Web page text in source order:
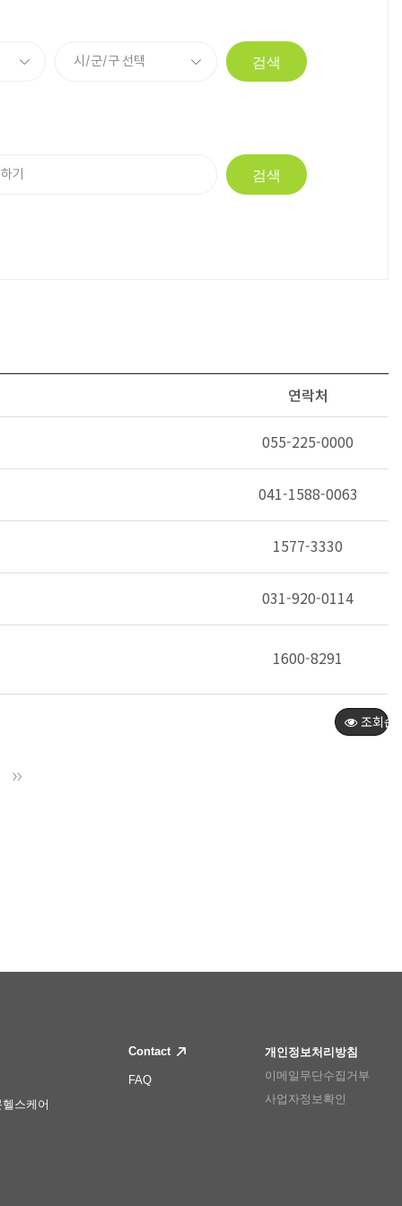
검색
검색
연락처
055-225-0000
041-1588-0063
1577-3330
031-920-0114
1600-8291
조회순
스케어
Contact
FAQ
개인정보처리방침
이메일무단수집거부
사업자정보확인